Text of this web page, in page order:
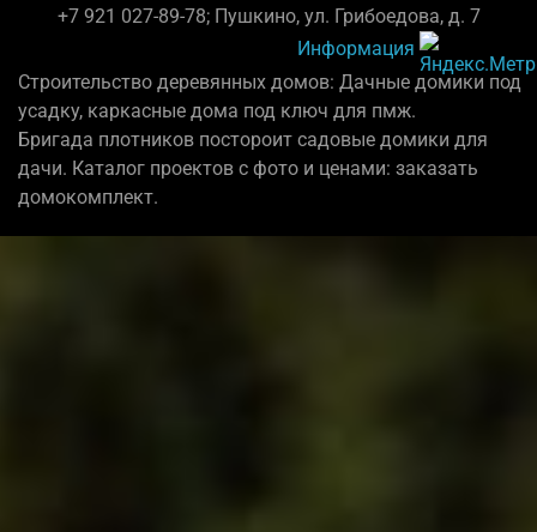
+7 921 027-89-78; Пушкино, ул. Грибоедова, д. 7
Информация
Строительство деревянных домов: Дачные домики под
усадку, каркасные дома под ключ для пмж.
Бригада плотников постороит садовые домики для
дачи. Каталог проектов с фото и ценами: заказать
домокомплект.